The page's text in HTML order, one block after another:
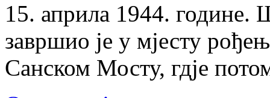
15. априла 1944. године.
завршио је у мјесту
Санском Мосту, гдје